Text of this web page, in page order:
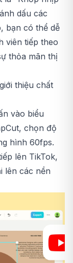
dấu các
bạn có thể dễ
viên tiếp theo
thỏa mãn thị
thiệu chất
vào biểu
chọn độ
hình 60fps.
lên TikTok,
lên các nền